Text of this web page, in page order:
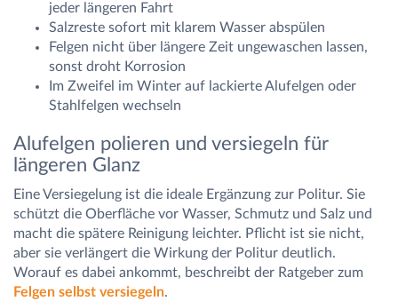
jeder längeren Fahrt
Salzreste sofort mit klarem Wasser abspülen
Felgen nicht über längere Zeit ungewaschen lassen,
sonst droht Korrosion
Im Zweifel im Winter auf lackierte Alufelgen oder
Stahlfelgen wechseln
Alufelgen polieren und versiegeln für
längeren Glanz
Eine Versiegelung ist die ideale Ergänzung zur Politur. Sie
schützt die Oberfläche vor Wasser, Schmutz und Salz und
macht die spätere Reinigung leichter. Pflicht ist sie nicht,
aber sie verlängert die Wirkung der Politur deutlich.
Worauf es dabei ankommt, beschreibt der Ratgeber zum
Felgen selbst versiegeln.